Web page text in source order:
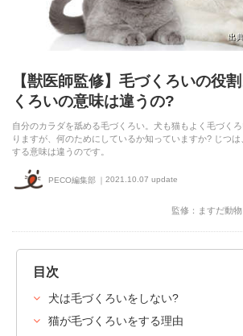
出
【獣医師監修】毛づくろいの役
くろいの意味は違うの?
自分のカラダを舐める毛づくろい。犬も猫もよく毛づく
りますが、何のためにしているか知っていますか? じつ
する意味は違うのです。
PECO編集部 2021.10.07 update
監修：ますだ動
目次
犬は毛づくろいをしない?
猫が毛づくろいをする理由